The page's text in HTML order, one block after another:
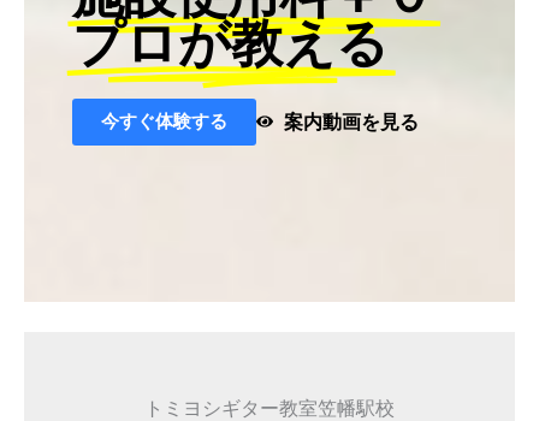
プロが教える
今すぐ体験する 案内動画を見る
トミヨシギター教室笠幡駅校